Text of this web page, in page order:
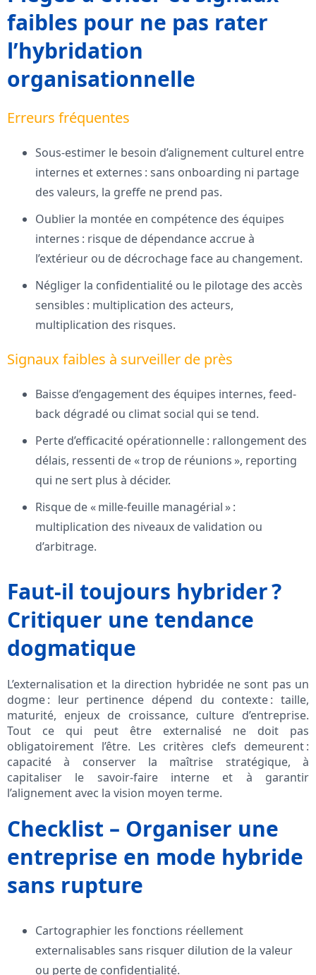
faibles pour ne pas rater
l’hybridation
organisationnelle
Erreurs fréquentes
Sous-estimer le besoin d’alignement culturel entre
internes et externes : sans onboarding ni partage
des valeurs, la greffe ne prend pas.
Oublier la montée en compétence des équipes
internes : risque de dépendance accrue à
l’extérieur ou de décrochage face au changement.
Négliger la confidentialité ou le pilotage des accès
sensibles : multiplication des acteurs,
multiplication des risques.
Signaux faibles à surveiller de près
Baisse d’engagement des équipes internes, feed-
back dégradé ou climat social qui se tend.
Perte d’efficacité opérationnelle : rallongement des
délais, ressenti de « trop de réunions », reporting
qui ne sert plus à décider.
Risque de « mille-feuille managérial » :
multiplication des niveaux de validation ou
d’arbitrage.
Faut-il toujours hybrider ?
Critiquer une tendance
dogmatique
L’externalisation et la direction hybridée ne sont pas un
dogme : leur pertinence dépend du contexte : taille,
maturité, enjeux de croissance, culture d’entreprise.
Tout ce qui peut être externalisé ne doit pas
obligatoirement l’être. Les critères clefs demeurent :
capacité à conserver la maîtrise stratégique, à
capitaliser le savoir-faire interne et à garantir
l’alignement avec la vision moyen terme.
Checklist – Organiser une
entreprise en mode hybride
sans rupture
Cartographier les fonctions réellement
externalisables sans risquer dilution de la valeur
ou perte de confidentialité.